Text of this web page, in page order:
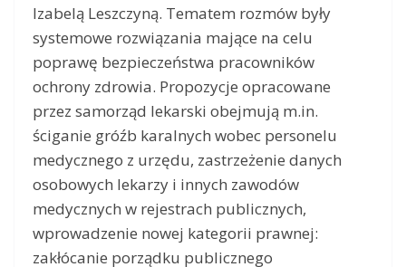
Izabelą Leszczyną. Tematem rozmów były
systemowe rozwiązania mające na celu
poprawę bezpieczeństwa pracowników
ochrony zdrowia. Propozycje opracowane
przez samorząd lekarski obejmują m.in.
ściganie gróźb karalnych wobec personelu
medycznego z urzędu, zastrzeżenie danych
osobowych lekarzy i innych zawodów
medycznych w rejestrach publicznych,
wprowadzenie nowej kategorii prawnej:
zakłócanie porządku publicznego